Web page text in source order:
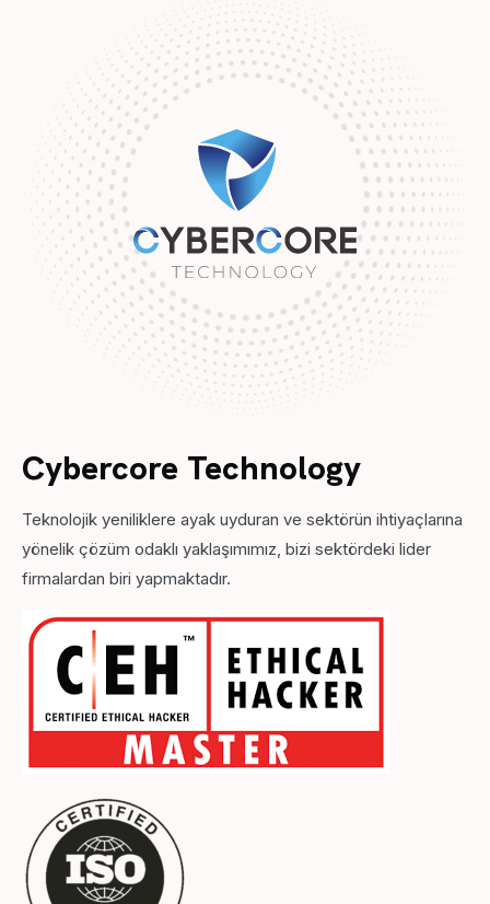
Cybercore Technology
Teknolojik yeniliklere ayak uyduran ve sektörün ihtiyaçlarına
yönelik çözüm odaklı yaklaşımımız, bizi sektördeki lider
firmalardan biri yapmaktadır.